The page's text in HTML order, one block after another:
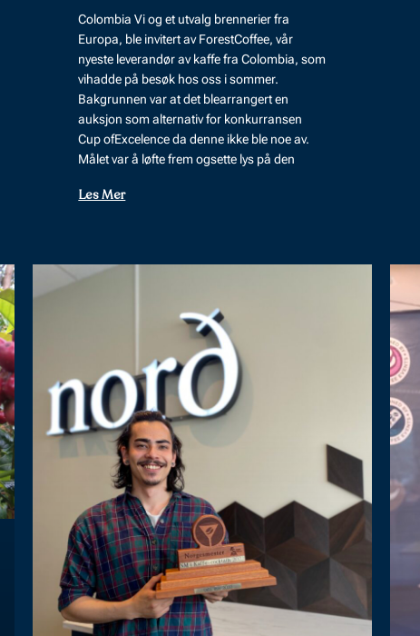
Colombia Vi og et utvalg brennerier fra
Europa, ble invitert av ForestCoffee, vår
nyeste leverandør av kaffe fra Colombia, som
vihadde på besøk hos oss i sommer.
Bakgrunnen var at det blearrangert en
auksjon som alternativ for konkurransen
Cup ofExcelence da denne ikke ble noe av.
Målet var å løfte frem ogsette lys på den
Les Mer